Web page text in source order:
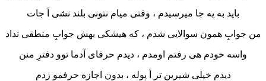
باید به یه جا میرسیدم ، وقتی میام نتونی بلند نشی اَ جات
من جوابِ همون سوالایی شدم ، که هیشکی بهش جوابِ منطقی نداد
واسه خودم هی رفتم اومدم ، دیدم حرفای آدما توو دفترِ منن
دیدم خیلی شیرین تر أ پوله ، بدون اجازه حرفمو زدم